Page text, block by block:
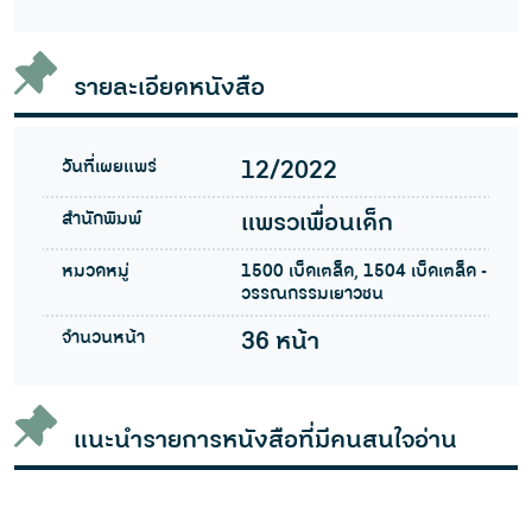
รายละเอียดหนังสือ
วันที่เผยแพร่ 12/2022
สำนักพิมพ์ แพรวเพื่อนเด็ก
หมวดหมู่
1500 เบ็ดเตล็ด, 1504 เบ็ดเตล็ด -
วรรณกรรมเยาวชน
จำนวนหน้า
36 หน้า
แนะนำรายการหนังสือที่มีคนสนใจอ่าน